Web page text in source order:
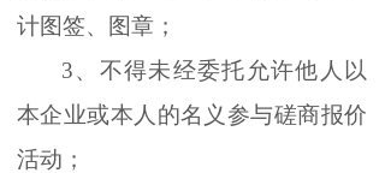
计图签、图章；
3、不得未经委托允许他人以
本企业或本人的名义参与磋商报价
活动；